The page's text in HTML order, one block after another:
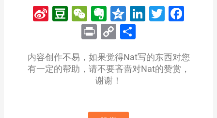
Sina
Weibo
Douban
WeChat
Evernote
Qzone
LinkedIn
Twitter
PrintCopy
内容创作不易，如果觉得Nat写的东西对您
有一定的帮助，请不要吝啬对Nat的赞赏，
谢谢！